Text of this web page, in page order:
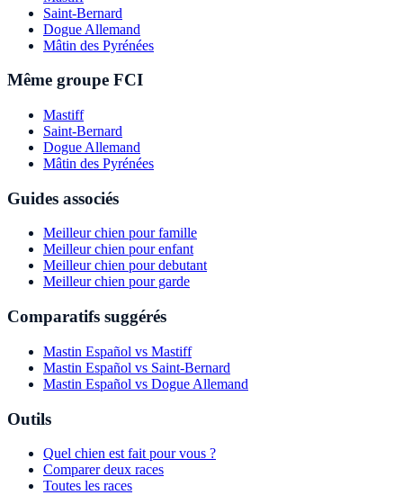
Saint-Bernard
Dogue Allemand
Mâtin des Pyrénées
Même groupe FCI
Mastiff
Saint-Bernard
Dogue Allemand
Mâtin des Pyrénées
Guides associés
Meilleur chien pour famille
Meilleur chien pour enfant
Meilleur chien pour debutant
Meilleur chien pour garde
Comparatifs suggérés
Mastin Español vs Mastiff
Mastin Español vs Saint-Bernard
Mastin Español vs Dogue Allemand
Outils
Quel chien est fait pour vous ?
Comparer deux races
Toutes les races